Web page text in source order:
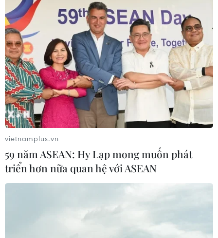
vietnamplus.vn
59 năm ASEAN: Hy Lạp mong muốn phát
triển hơn nữa quan hệ với ASEAN